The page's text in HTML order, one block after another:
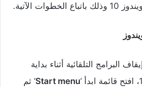
الآتية.
البرامج التلقائية أثناء بداية
Start menu‘ ثم